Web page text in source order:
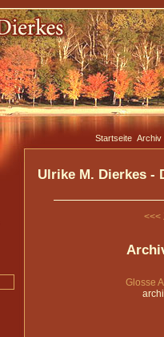
Startseite Archiv
Ulrike M. Dierkes -
<<<
Glosse